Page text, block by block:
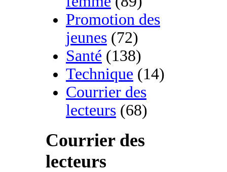
Promotion des
jeunes (72)
Santé (138)
Technique (14)
Courrier des
lecteurs (68)
Courrier des
lecteurs